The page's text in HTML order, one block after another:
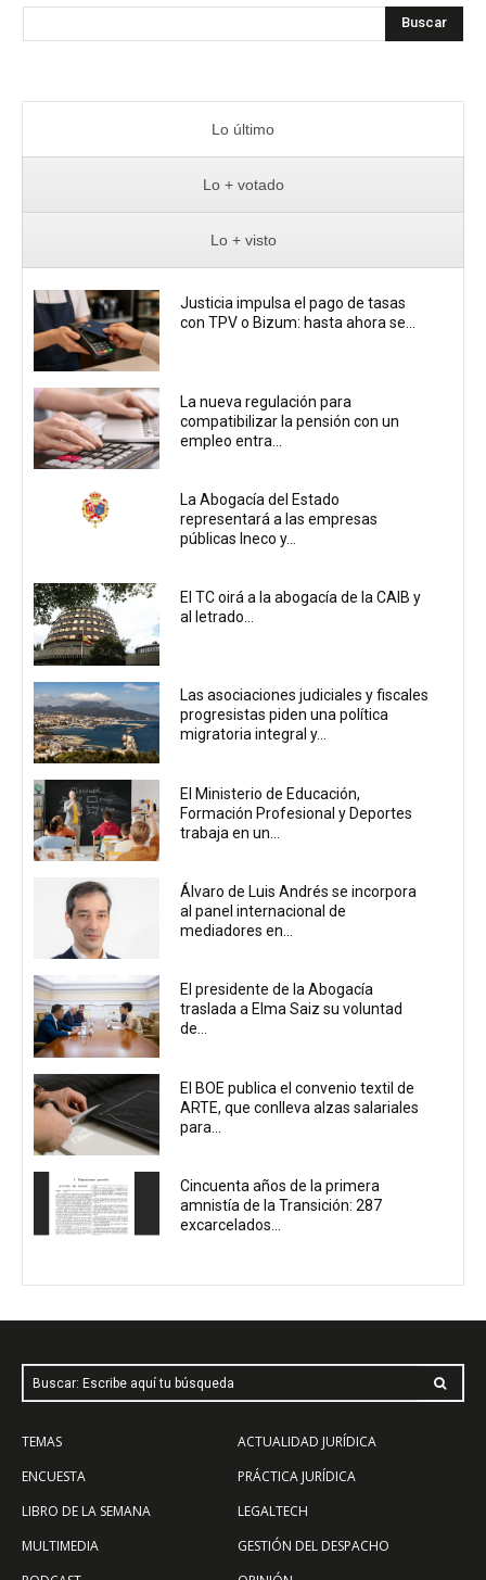
Buscar
Lo último
Lo + votado
Lo + visto
Justicia impulsa el pago de tasas
con TPV o Bizum: hasta ahora se...
La nueva regulación para
compatibilizar la pensión con un
empleo entra...
La Abogacía del Estado
representará a las empresas
públicas Ineco y...
El TC oirá a la abogacía de la CAIB y
al letrado...
Las asociaciones judiciales y fiscales
progresistas piden una política
migratoria integral y...
El Ministerio de Educación,
Formación Profesional y Deportes
trabaja en un...
Álvaro de Luis Andrés se incorpora
al panel internacional de
mediadores en...
El presidente de la Abogacía
traslada a Elma Saiz su voluntad
de...
El BOE publica el convenio textil de
ARTE, que conlleva alzas salariales
para...
Cincuenta años de la primera
amnistía de la Transición: 287
excarcelados...
Buscar: Escribe aquí tu búsqueda
TEMAS
ENCUESTA
LIBRO DE LA SEMANA
MULTIMEDIA
ACTUALIDAD JURÍDICA
PRÁCTICA JURÍDICA
LEGALTECH
GESTIÓN DEL DESPACHO